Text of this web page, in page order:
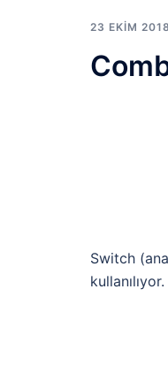
23 EKIM 2018
Switch